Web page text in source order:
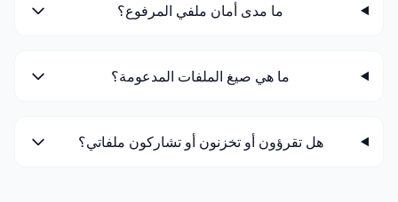
ما مدى أمان ملفي المرفوع؟
ما هي صيغ الملفات المدعومة؟
هل تقرؤون أو تخزنون أو تشاركون ملفاتي؟